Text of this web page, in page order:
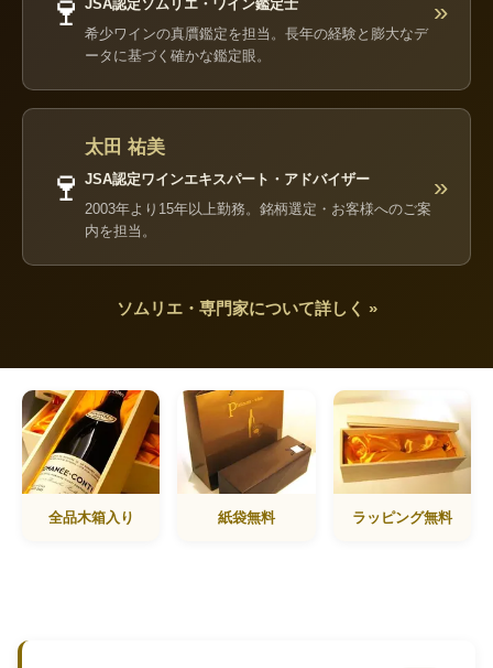
🍷 JSA認定ソムリエ・ワイン鑑定士
希少ワインの真贋鑑定を担当。長年の経験と膨大なデ
ータに基づく確かな鑑定眼。
»
🍷
太田 祐美
JSA認定ワインエキスパート・アドバイザー
2003年より15年以上勤務。銘柄選定・お客様へのご案
内を担当。
»
ソムリエ・専門家について詳しく »
全品木箱入り 紙袋無料 ラッピング無料